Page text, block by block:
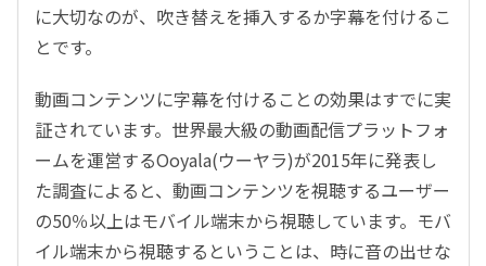
に大切なのが、吹き替えを挿入するか字幕を付けるこ
とです。
動画コンテンツに字幕を付けることの効果はすでに実
証されています。世界最大級の動画配信プラットフォ
ームを運営するOoyala(ウーヤラ)が2015年に発表し
た調査によると、動画コンテンツを視聴するユーザー
の50％以上はモバイル端末から視聴しています。モバ
イル端末から視聴するということは、時に音の出せな